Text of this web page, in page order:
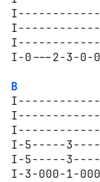
I-0---2-3-0-
B
I-5-----
I-5-----
I-3-000-1-